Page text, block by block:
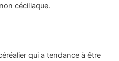
céciliaque.
qui a tendance à être